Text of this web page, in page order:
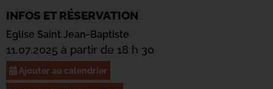
INFOS ET RÉSERVATION
Eglise Saint Jean-Baptiste
11.07.2025 à partir de 18 h 30
Ajouter au calendrier